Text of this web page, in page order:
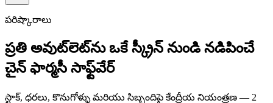
పరిష్కారాలు
ప్రతి అవుట్‌లెట్‌ను ఒకే స్క్రీన్ నుండి నడిపించే
చైన్ ఫార్మసీ సాఫ్ట్‌వేర్
స్టాక్, ధరలు, కొనుగోళ్ళు మరియు సిబ్బందిపై కేంద్రీయ నియంత్రణ — 2